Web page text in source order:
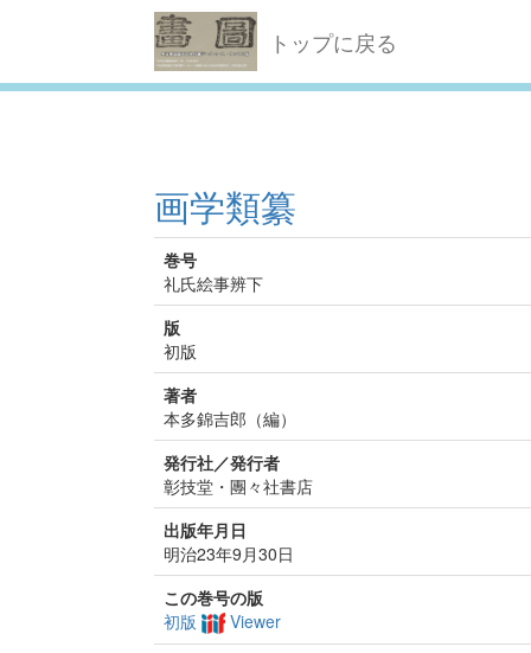
トップに戻る
画学類纂
巻号
礼氏絵事辨下
版
初版
著者
本多錦吉郎（編）
発行社／発行者
彰技堂・團々社書店
出版年月日
明治23年9月30日
この巻号の版
初版
Viewer